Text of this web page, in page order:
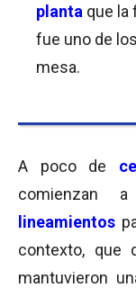
planta que la
fue uno de
mesa.
A poco de
comienzan
lineamientos
contexto, que
mantuvieron